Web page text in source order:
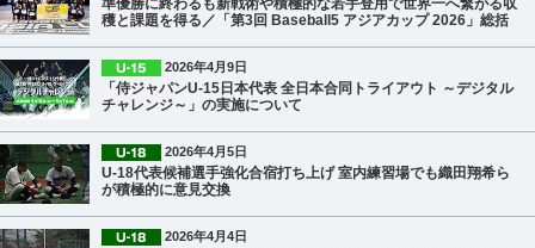
準優勝に終わるも新戦術や積極的な若手登用で世界一へ繋がる収
穫と課題を得る／「第3回 Baseball5 アジアカップ 2026」総括
2026年4月9日
「侍ジャパンU-15日本代表 全日本合同トライアウト ～デジタル
チャレンジ～」の実施について
2026年4月5日
U-18代表候補選手強化合宿打ち上げ 室内練習場でも織田翔希ら
が積極的に意見交換
2026年4月4日